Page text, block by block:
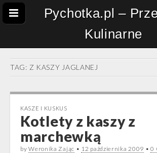
Pychotka.pl –
Kulinarne
TAG: Z KASZY JAGLANEJ
KASZE I KUSKUS
Kotlety z kaszy z
marchewką
byWeronika Zając • 12 października 2009 •0